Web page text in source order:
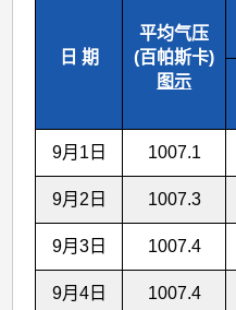
日 期
平均气压
(百帕斯卡)
图示
9月1日 1007.1
9月2日 1007.3
9月3日 1007.4
9月4日 1007.4